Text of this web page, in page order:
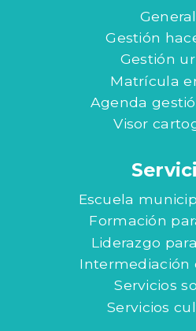
Gestión
Gestión
Matrícula
Agenda
Visor
Escuela
Formación
Liderazgo
Intermediación
Servicios
Servicios